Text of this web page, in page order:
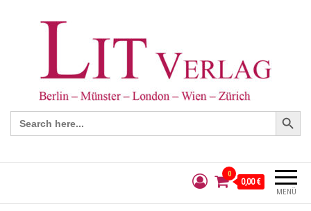
Search
for:
Search Button
MENÜ
0
0,00 €